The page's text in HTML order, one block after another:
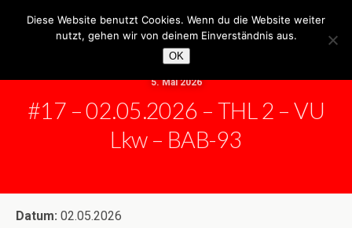
Freiwillige Feuerwehr Neuhaus
5. Mai 2026
#17 – 02.05.2026 – THL 2 – VU
Lkw – BAB-93
Datum: 02.05.2026
Diese Website benutzt Cookies. Wenn du die Website weiter
nutzt, gehen wir von deinem Einverständnis aus.
OK